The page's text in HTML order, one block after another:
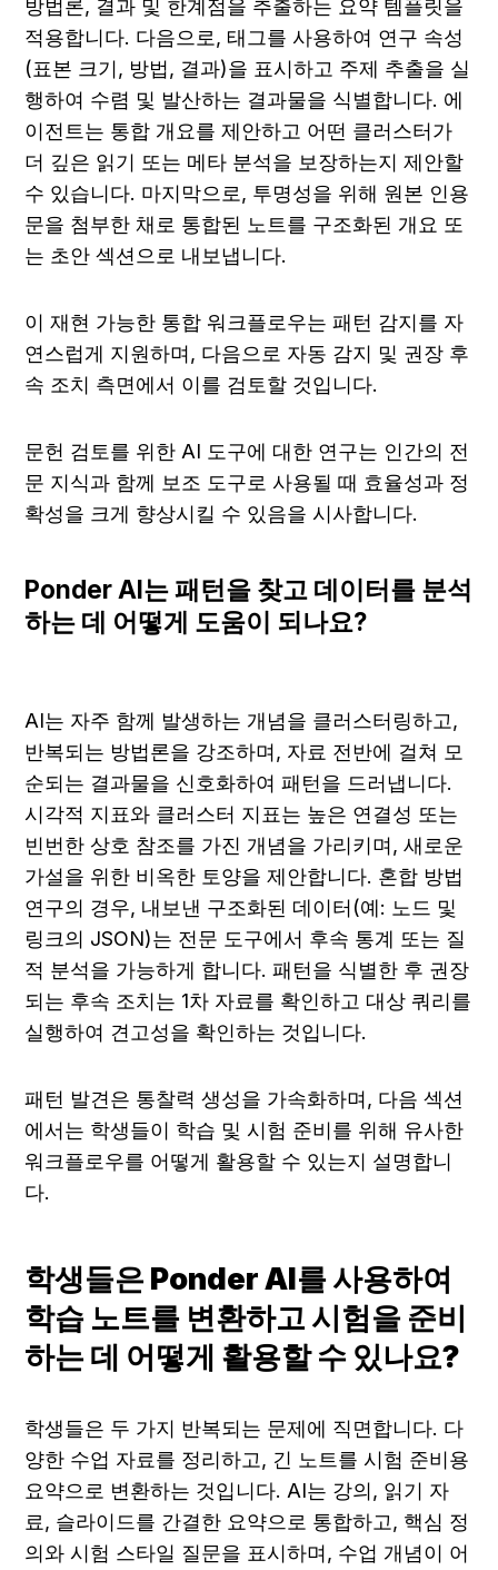
방법론, 결과 및 한계점을 추출하는 요약 템플릿을
적용합니다. 다음으로, 태그를 사용하여 연구 속성
(표본 크기, 방법, 결과)을 표시하고 주제 추출을 실
행하여 수렴 및 발산하는 결과물을 식별합니다. 에
이전트는 통합 개요를 제안하고 어떤 클러스터가
더 깊은 읽기 또는 메타 분석을 보장하는지 제안할
수 있습니다. 마지막으로, 투명성을 위해 원본 인용
문을 첨부한 채로 통합된 노트를 구조화된 개요 또
는 초안 섹션으로 내보냅니다.
이 재현 가능한 통합 워크플로우는 패턴 감지를 자
연스럽게 지원하며, 다음으로 자동 감지 및 권장 후
속 조치 측면에서 이를 검토할 것입니다.
문헌 검토를 위한 AI 도구에 대한 연구는 인간의 전
문 지식과 함께 보조 도구로 사용될 때 효율성과 정
확성을 크게 향상시킬 수 있음을 시사합니다.
Ponder AI는 패턴을 찾고 데이터를 분석
하는 데 어떻게 도움이 되나요?
AI는 자주 함께 발생하는 개념을 클러스터링하고,
반복되는 방법론을 강조하며, 자료 전반에 걸쳐 모
순되는 결과물을 신호화하여 패턴을 드러냅니다.
시각적 지표와 클러스터 지표는 높은 연결성 또는
빈번한 상호 참조를 가진 개념을 가리키며, 새로운
가설을 위한 비옥한 토양을 제안합니다. 혼합 방법
연구의 경우, 내보낸 구조화된 데이터(예: 노드 및
링크의 JSON)는 전문 도구에서 후속 통계 또는 질
적 분석을 가능하게 합니다. 패턴을 식별한 후 권장
되는 후속 조치는 1차 자료를 확인하고 대상 쿼리를
실행하여 견고성을 확인하는 것입니다.
패턴 발견은 통찰력 생성을 가속화하며, 다음 섹션
에서는 학생들이 학습 및 시험 준비를 위해 유사한
워크플로우를 어떻게 활용할 수 있는지 설명합니
다.
학생들은 Ponder AI를 사용하여
학습 노트를 변환하고 시험을 준비
하는 데 어떻게 활용할 수 있나요?
학생들은 두 가지 반복되는 문제에 직면합니다. 다
양한 수업 자료를 정리하고, 긴 노트를 시험 준비용
요약으로 변환하는 것입니다. AI는 강의, 읽기 자
료, 슬라이드를 간결한 요약으로 통합하고, 핵심 정
의와 시험 스타일 질문을 표시하며, 수업 개념이 어